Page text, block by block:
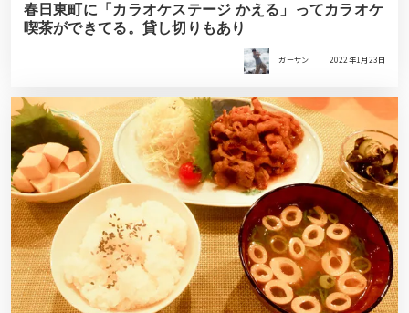
春日東町に「カラオケステージ かえる」ってカラオケ
喫茶ができてる。貸し切りもあり
ガーサン 2022年1月23日